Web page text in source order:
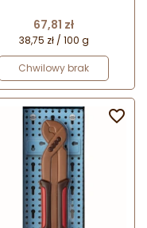
prezentowy w pudełku
Cena
67,81 zł
38,75 zł / 100 g
Chwilowy brak
